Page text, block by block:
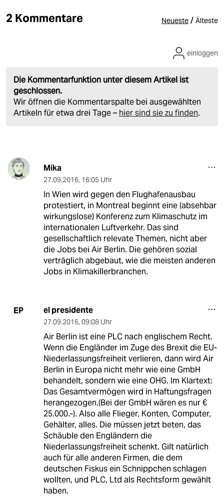
2 Kommentare Neueste / Älteste
Die Kommentarfunktion unter diesem Artikel ist
geschlossen.
Wir öffnen die Kommentarspalte bei ausgewählten
Artikeln für etwa drei Tage – hier sind sie zu finden.
einloggen
Mika
27.09.2016, 16:05 Uhr
In Wien wird gegen den Flughafenausbau
protestiert, in Montreal beginnt eine (absehbar
wirkungslose) Konferenz zum Klimaschutz im
internationalen Luftverkehr. Das sind
gesellschaftlich relevate Themen, nicht aber
die Jobs bei Air Berlin. Die gehören sozial
verträglich abgebaut, wie die meisten anderen
Jobs in Klimakillerbranchen.
EP el presidente
27.09.2016, 09:08 Uhr
Air Berlin ist eine PLC nach englischem Recht.
Wenn die Engländer im Zuge des Brexit die EU-
Niederlassungsfreiheit verlieren, dann wird Air
Berlin in Europa nicht mehr wie eine GmbH
behandelt, sondern wie eine OHG. Im Klartext:
Das Gesamtvermögen wird in Haftungsfragen
herangezogen.(Bei der GmbH wären es nur €
25.000.-). Also alle Flieger, Konten, Computer,
Gehälter, alles. Die müssen jetzt beten, das
Schäuble den Engländern die
Niederlassungsfreiheit schenkt. Gilt natürlich
auch für alle anderen Firmen, die dem
deutschen Fiskus ein Schnippchen schlagen
wollten, und PLC, Ltd als Rechtsform gewählt
haben.